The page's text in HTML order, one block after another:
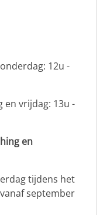
12u -
en vrijdag: 13u -
en
tijdens het
september